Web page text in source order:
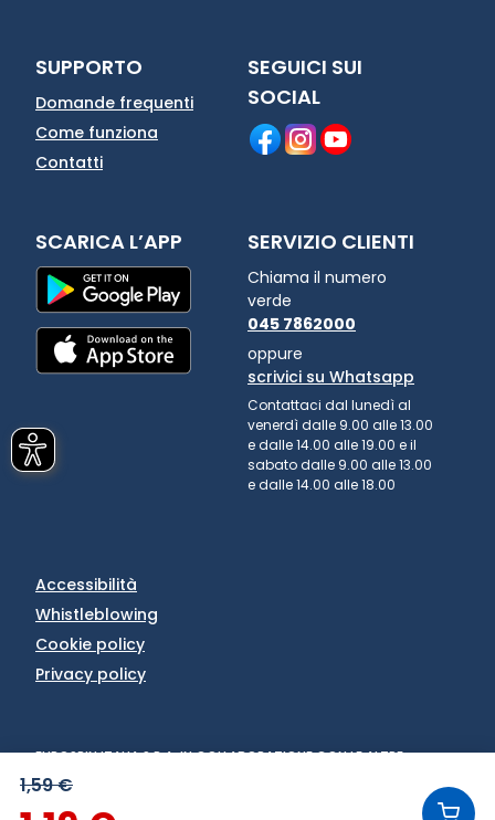
1,59 €
SUPPORTO
Domande frequenti
Come funziona
Contatti
SEGUICI SUI
SOCIAL
SCARICA L’APP SERVIZIO CLIENTI
Chiama il numero
verde
045 7862000
oppure
scrivici su Whatsapp
Contattaci dal lunedì al
venerdì dalle 9.00 alle 13.00
e dalle 14.00 alle 19.00 e il
sabato dalle 9.00 alle 13.00
e dalle 14.00 alle 18.00
Accessibilità
Whistleblowing
Cookie policy
Privacy policy
EUROSPIN ITALIA S.P.A. IN COLLABORAZIONE CON LE ALTRE
SOCIETÀ DEL GRUPPO - VIA CAMPALTO 3/D - 37036 SAN
MARTINO BUON ALBERGO (VR) - FAX +39 045 8782333 - PARTITA
IVA 02536510239